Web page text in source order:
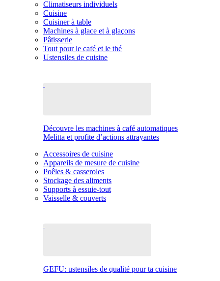
Climatiseurs individuels
Cuisine
Cuisiner à table
Machines à glace et à glaçons
Pâtisserie
Tout pour le café et le thé
Ustensiles de cuisine
Découvre les machines à café automatiques
Melitta et profite d’actions attrayantes
Accessoires de cuisine
Appareils de mesure de cuisine
Poêles & casseroles
Stockage des aliments
Supports à essuie-tout
Vaisselle & couverts
GEFU: ustensiles de qualité pour ta cuisine